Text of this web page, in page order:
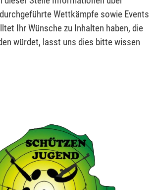
Wettkämpfe sowie Events
Ihr Wünsche zu Inhalten haben, die
würdet, lasst uns dies bitte wissen